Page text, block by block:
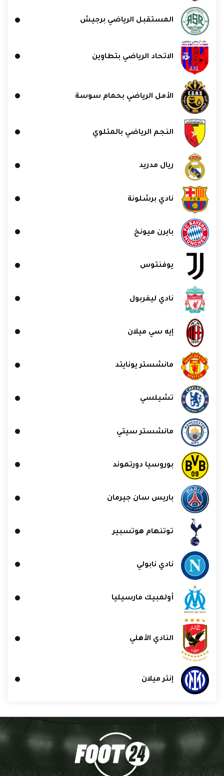
المستقبل الرياضي برجيش
الاتحاد الرياضي بتطاوين
الأمل الرياضي بحمام سوسة
النجم الرياضي بالمتلوي
ريال مدريد
نادي برشلونة
بايرن ميونخ
يوفنتوس
نادي ليفربول
إيه سي ميلان
مانشستر يونايتد
تشيلسي
مانشستر سيتي
بوروسيا دورتموند
باريس سان جيرمان
توتنهام هوتسبير
نادي نابولي
أولمبيك مارسيليا
النادي الأهلي
إنتر ميلان